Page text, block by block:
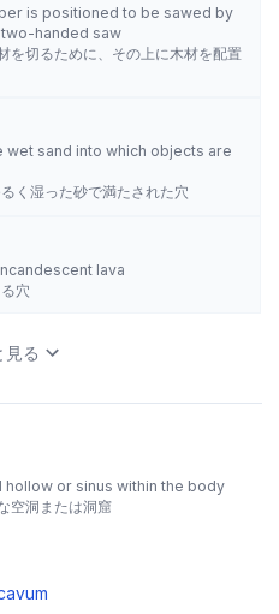
is positioned to be sawed by
handed saw
を切るために、その上に木材を配置
wet sand into which objects are
く湿った砂で満たされた穴
lava
穴
見る
hollow or sinus within the body
空洞または洞窟